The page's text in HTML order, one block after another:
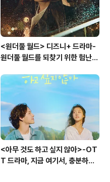
<원더풀 월드> 디즈니+ 드라마-
원더풀 월드를 되찾기 위한 험난한
<아무 것도 하고 싶지 않아>-OT
T 드라마, 지금 여기서, 충분하고